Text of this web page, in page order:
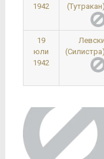
1942
(Тутракан)
19
юли
1942
Левски
(Силистра)